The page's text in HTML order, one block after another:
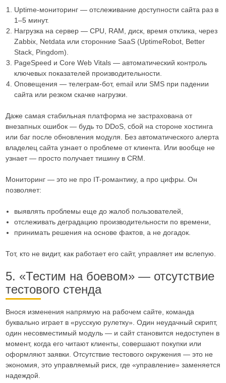
Uptime-мониторинг — отслеживание доступности сайта раз в
1–5 минут.
Нагрузка на сервер — CPU, RAM, диск, время отклика, через
Zabbix, Netdata или сторонние SaaS (UptimeRobot, Better
Stack, Pingdom).
PageSpeed и Core Web Vitals — автоматический контроль
ключевых показателей производительности.
Оповещения — телеграм-бот, email или SMS при падении
сайта или резком скачке нагрузки.
Даже самая стабильная платформа не застрахована от
внезапных ошибок — будь то DDoS, сбой на стороне хостинга
или баг после обновления модуля. Без автоматического алерта
владелец сайта узнает о проблеме от клиента. Или вообще не
узнает — просто получает тишину в CRM.
Мониторинг — это не про IT-романтику, а про цифры. Он
позволяет:
выявлять проблемы еще до жалоб пользователей,
отслеживать деградацию производительности по времени,
принимать решения на основе фактов, а не догадок.
Тот, кто не видит, как работает его сайт, управляет им вслепую.
5. «Тестим на боевом» — отсутствие
тестового стенда
Внося изменения напрямую на рабочем сайте, команда
буквально играет в «русскую рулетку». Один неудачный скрипт,
один несовместимый модуль — и сайт становится недоступен в
момент, когда его читают клиенты, совершают покупки или
оформляют заявки. Отсутствие тестового окружения — это не
экономия, это управляемый риск, где «управление» заменяется
надеждой.